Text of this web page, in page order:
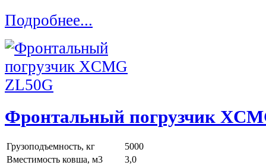
Подробнее...
Фронтальный погрузчик
Грузоподъемность, кг
5000
Вместимость ковша, м3
3,0